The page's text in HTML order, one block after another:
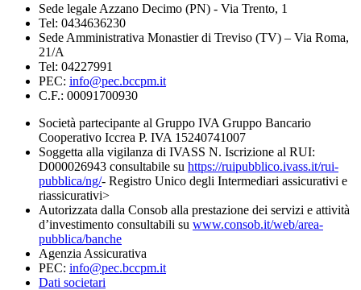
Sede legale Azzano Decimo (PN) - Via Trento, 1
Tel: 0434636230
Sede Amministrativa Monastier di Treviso (TV) – Via Roma,
21/A
Tel: 04227991
PEC: info@pec.bccpm.it
C.F.: 00091700930
Società partecipante al Gruppo IVA Gruppo Bancario
Cooperativo Iccrea P. IVA 15240741007
Soggetta alla vigilanza di IVASS N. Iscrizione al RUI:
D000026943 consultabile su https://ruipubblico.ivass.it/rui-
pubblica/ng/- Registro Unico degli Intermediari assicurativi e
riassicurativi>
Autorizzata dalla Consob alla prestazione dei servizi e attività
d’investimento consultabili su www.consob.it/web/area-
pubblica/banche
Agenzia Assicurativa
PEC: info@pec.bccpm.it
Dati societari